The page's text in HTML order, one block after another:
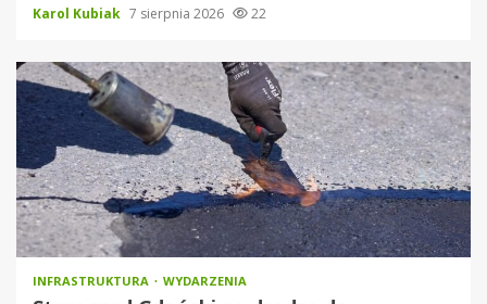
Karol Kubiak 7 sierpnia 2026 22
INFRASTRUKTURA WYDARZENIA